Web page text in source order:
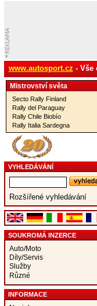
www.autosport.cz - Vše
Mistrovství­ světa
Secto Rally Finland
Rally del Paraguay
Rally Chile Biobío
Rally Italia Sardegna
VYHLEDÁVÁNÍ
Rozšířené vyhledávání
SOUKROMÁ INZERCE
Auto/Moto
Díly/Servis
Služby
Různé
INFORMACE